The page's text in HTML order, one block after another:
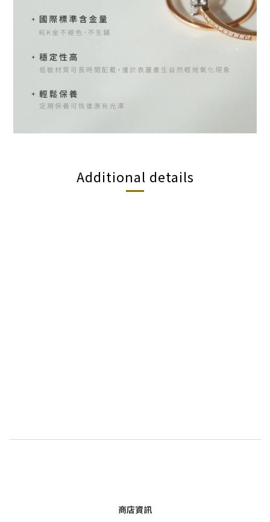
Additional details
商店資訊